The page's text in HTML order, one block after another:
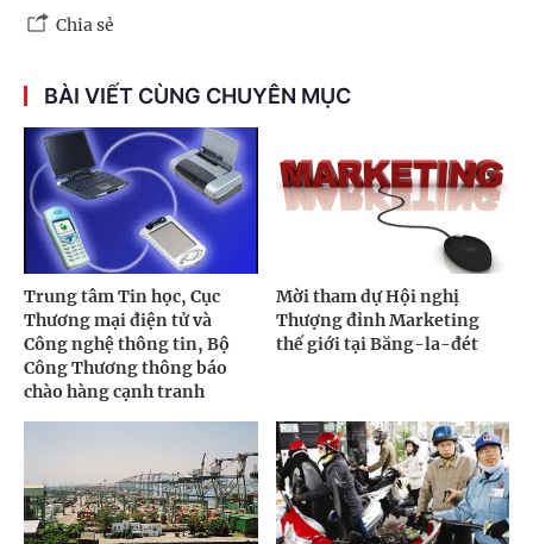
Chia sẻ
BÀI VIẾT CÙNG CHUYÊN MỤC
Trung tâm Tin học, Cục
Thương mại điện tử và
Công nghệ thông tin, Bộ
Công Thương thông báo
chào hàng cạnh tranh
Mời tham dự Hội nghị
Thượng đỉnh Marketing
thế giới tại Băng-la-đét